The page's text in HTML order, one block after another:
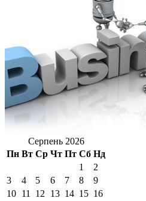
Серпень 2026
Пн Вт Ср Чт Пт Сб Нд
1
2
3
4 5 6 7 8
9
10 11 12 13 14 15 16